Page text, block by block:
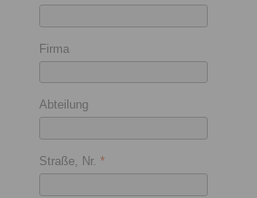
Firma
Abteilung
Straße, Nr. *